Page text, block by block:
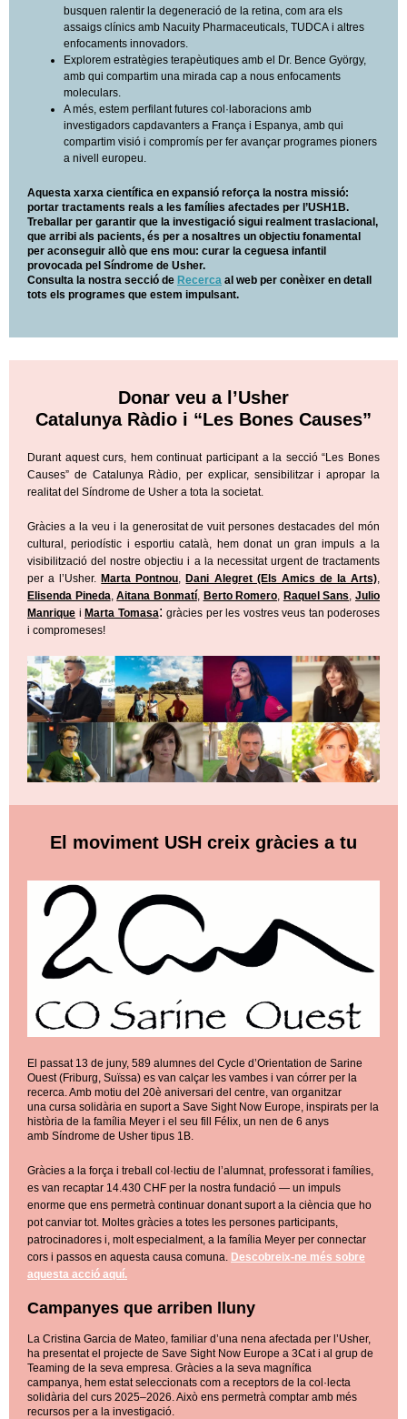
busquen ralentir la degeneració de la retina, com ara els
assaigs clínics amb Nacuity Pharmaceuticals, TUDCA i altres
enfocaments innovadors.
Explorem estratègies terapèutiques amb el Dr. Bence György,
amb qui compartim una mirada cap a nous enfocaments
moleculars.
A més, estem perfilant futures col·laboracions amb
investigadors capdavanters a França i Espanya, amb qui
compartim visió i compromís per fer avançar programes pioners
a nivell europeu.
Aquesta xarxa científica en expansió reforça la nostra missió:
portar tractaments reals a les famílies afectades per l’USH1B.
Treballar per garantir que la investigació sigui realment traslacional,
que arribi als pacients, és per a nosaltres un objectiu fonamental
per aconseguir allò que ens mou: curar la ceguesa infantil
provocada pel Síndrome de Usher.
Consulta la nostra secció de Recerca al web per conèixer en detall
tots els programes que estem impulsant.
Donar veu a l’Usher
Catalunya Ràdio i “Les Bones Causes”
Durant aquest curs, hem continuat participant a la secció “Les Bones
Causes” de Catalunya Ràdio, per explicar, sensibilitzar i apropar la
realitat del Síndrome de Usher a tota la societat.
Gràcies a la veu i la generositat de vuit persones destacades del món
cultural, periodístic i esportiu català, hem donat un gran impuls a la
visibilització del nostre objectiu i a la necessitat urgent de tractaments
per a l’Usher. Marta Pontnou, Dani Alegret (Els Amics de la Arts),
Elisenda Pineda,Aitana Bonmatí, Berto Romero, Raquel Sans, Julio
Manrique i Marta Tomasa: gràcies per les vostres veus tan poderoses
i compromeses!
El moviment USH creix gràcies a tu
El passat 13 de juny, 589 alumnes del Cycle d’Orientation de Sarine
Ouest (Friburg, Suïssa) es van calçar les vambes i van córrer per la
recerca. Amb motiu del 20è aniversari del centre, van organitzar
una cursa solidària en suport a Save Sight Now Europe, inspirats per la
història de la família Meyer i el seu fill Félix, un nen de 6 anys
amb Síndrome de Usher tipus 1B.
Gràcies a la força i treball col·lectiu de l’alumnat, professorat i famílies,
es van recaptar 14.430 CHF per la nostra fundació — un impuls
enorme que ens permetrà continuar donant suport a la ciència que ho
pot canviar tot. Moltes gràcies a totes les persones participants,
patrocinadores i, molt especialment, a la família Meyer per connectar
cors i passos en aquesta causa comuna. Descobreix-ne més sobre
aquesta acció aquí.
Campanyes que arriben lluny
La Cristina Garcia de Mateo, familiar d’una nena afectada per l’Usher,
ha presentat el projecte de Save Sight Now Europe a 3Cat i al grup de
Teaming de la seva empresa. Gràcies a la seva magnífica
campanya, hem estat seleccionats com a receptors de la col·lecta
solidària del curs 2025–2026. Això ens permetrà comptar amb més
recursos per a la investigació.